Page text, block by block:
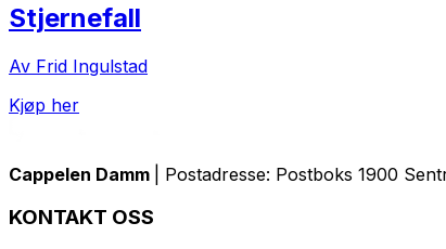
Stjernefall
Av Frid Ingulstad
Kjøp her
Cappelen Damm | Postadresse: Postboks 1900
KONTAKT OSS